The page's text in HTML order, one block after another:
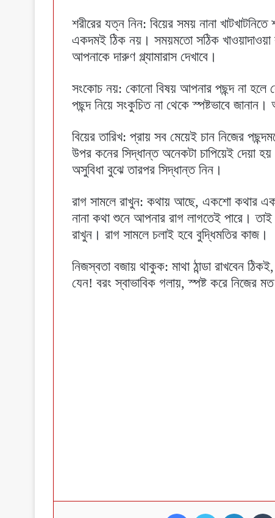
শরীরের যত্ন নিন: বিয়ের সময় নানা
একদমই ঠিক নয়। সময়মতো সঠিক খাওয়াদাওয়া
আপনাকে দারুণ গ্ল্যামারাস দেখাবে।
সংকোচ নয়: কোনো বিষয় আপনার পছন্দ না হলে
পছন্দ নিয়ে সংকুচিত না থেকে স্পষ্টভাবে
বিয়ের তারিখ: প্রায় সব মেয়েই চান নিজের
উপর কনের সিদ্ধান্ত অনেকটা চাপিয়েই দেয়া
অসুবিধা বুঝে তারপর সিদ্ধান্ত নিন।
রাগ সামলে রাখুন: কথায় আছে, একশো কথার
নানা কথা শুনে আপনার রাগ লাগতেই পারে। তাই
রাখুন। রাগ সামলে চলাই হবে বুদ্ধিমতির কাজ।
নিজস্বতা বজায় থাকুক: মাথা ঠান্ডা রাখবেন
যেন! বরং স্বাভাবিক গলায়, স্পষ্ট করে নিজের
Facebook Twitter LinkedIn